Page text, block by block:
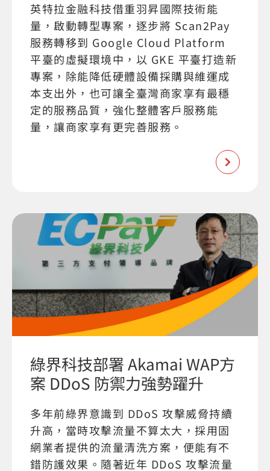
英特拉金融科技借重羽昇國際技術能
量，啟動轉型專案，逐步將 Scan2Pay
服務轉移到 Google Cloud Platform
平臺的虛擬環境中，以 GKE 平臺打造新
專案，除能降低硬體設備採購與維運成
本支出外，也可讓全臺灣商家享有最穩
定的服務品質，強化整體客戶服務能
量，讓商家享有更完善服務。
綠界科技部署 Akamai WAP方
案 DDoS 防禦力強勢躍升
多年前綠界意識到 DDoS 攻擊威脅持續
升高，當時攻擊流量不算太大，採用固
網業者提供的流量清洗方案，便能有不
錯防護效果。隨著近年 DDoS 攻擊流量